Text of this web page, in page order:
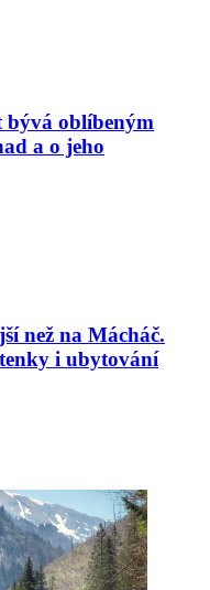
bývá oblíbeným
a o jeho
než na Mácháč.
i ubytování